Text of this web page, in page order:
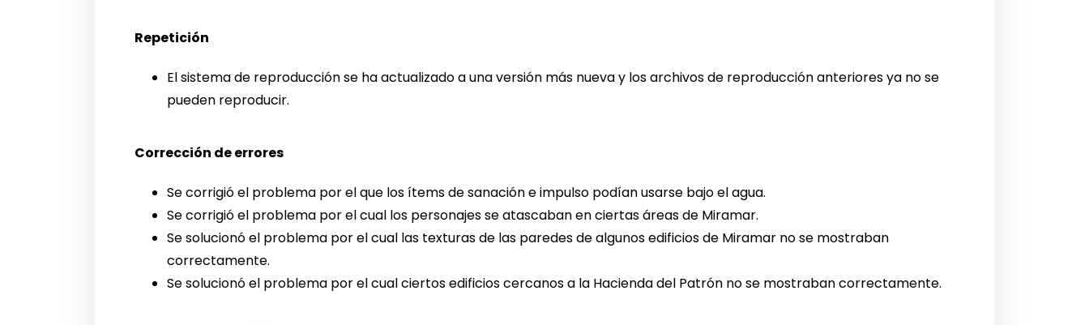
Repetición
El sistema de reproducción se ha actualizado a una versión más nueva y los archivos de reproducción anteriores ya no se
pueden reproducir.
Corrección de errores
Se corrigió el problema por el que los ítems de sanación e impulso podían usarse bajo el agua.
Se corrigió el problema por el cual los personajes se atascaban en ciertas áreas de Miramar.
Se solucionó el problema por el cual las texturas de las paredes de algunos edificios de Miramar no se mostraban
correctamente.
Se solucionó el problema por el cual ciertos edificios cercanos a la Hacienda del Patrón no se mostraban correctamente.